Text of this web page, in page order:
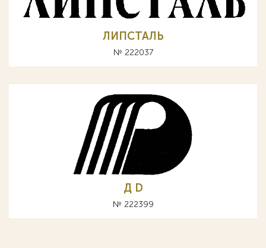
ЛИПСТАЛЬ
№ 222037
Д D
№ 222399